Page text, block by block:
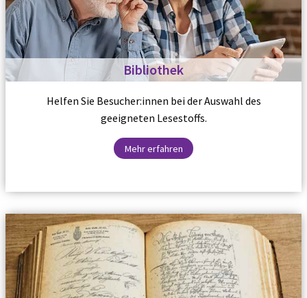
Bibliothek
Helfen Sie Besucher:innen bei der Auswahl des
geeigneten Lesestoffs.
Mehr erfahren